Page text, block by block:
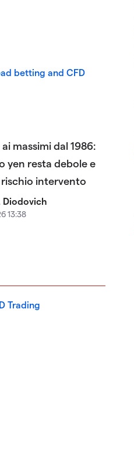
ai massimi dal 1986:
yen resta debole e
rischio intervento
Diodovich
13:38